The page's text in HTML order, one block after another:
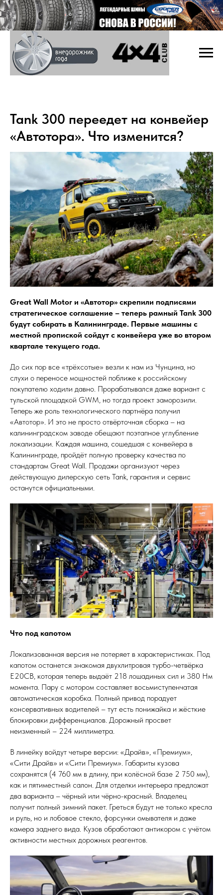
Tank 300 переедет на конвейер
«Автотора». Что изменится?
Great Wall Motor и «Автотор» скрепили подписями
стратегическое соглашение – теперь рамный Tank 300
будут собирать в Калининграде. Первые машины с
местной пропиской сойдут с конвейера уже во втором
квартале текущего года.
До сих пор все «трёхсотые» везли к нам из Чунцина, но
слухи о переносе мощностей поближе к российскому
покупателю ходили давно. Прорабатывался даже вариант с
тульской площадкой GWM, но тогда проект заморозили.
Теперь же роль технологического партнёра получил
«Автотор». И это не просто отвёрточная сборка – на
калининградском заводе обещают поэтапное углубление
локализации. Каждая машина, сошедшая с конвейера в
Калининграде, пройдёт полную проверку качества по
стандартам Great Wall. Продажи организуют через
действующую дилерскую сеть Tank, гарантия и сервис
останутся официальными.
Что под капотом
Локализованная версия не потеряет в характеристиках. Под
капотом останется знакомая двухлитровая турбо-четвёрка
E20CB, которая теперь выдаёт 218 лошадиных сил и 380 Нм
момента. Пару с мотором составляет восьмиступенчатая
автоматическая коробка. Полный привод порадует
консервативных водителей – тут есть понижайка и жёсткие
блокировки дифференциалов. Дорожный просвет
неизменный – 224 миллиметра.
В линейку войдут четыре версии: «Драйв», «Премиум»,
«Сити Драйв» и «Сити Премиум». Габариты кузова
сохранятся (4 760 мм в длину, при колёсной базе 2 750 мм),
как и пятиместный салон. Для отделки интерьера предложат
два варианта – чёрный или чёрно-красный. Владелец
получит полный зимний пакет. Греться будут не только кресла
и руль, но и лобовое стекло, форсунки омывателя и даже
камера заднего вида. Кузов обработают антикором с учётом
активности местных дорожных реагентов.